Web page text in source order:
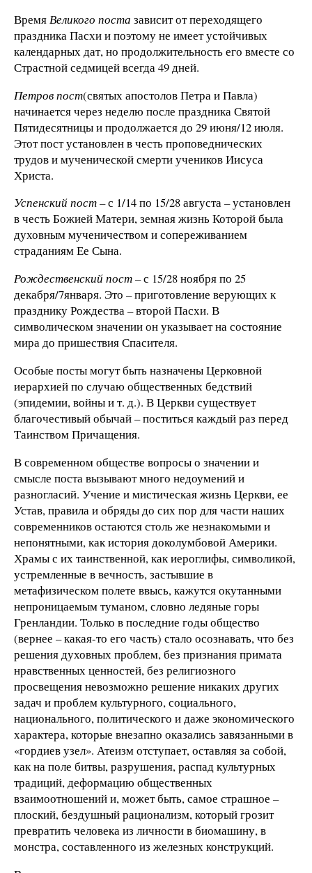
ВремяВеликого поста зависит от переходящего
праздника Пасхи и поэтому не имеет устойчивых
календарных дат, но продолжительность его вместе со
Страстной седмицей всегда 49 дней.
Петров пост(святых апостолов Петра и Павла)
начинается через неделю после праздника Святой
Пятидесятницы и продолжается до 29 июня/12 июля.
Этот пост установлен в честь проповеднических
трудов и мученической смерти учеников Иисуса
Христа.
Успенский пост– с 1/14 по 15/28 августа – установлен
в честь Божией Матери, земная жизнь Которой была
духовным мученичеством и сопереживанием
страданиям Ее Сына.
Рождественский пост– с 15/28 ноября по 25
декабря/7января. Это – приготовление верующих к
празднику Рождества – второй Пасхи. В
символическом значении он указывает на состояние
мира до пришествия Спасителя.
Особые посты могут быть назначены Церковной
иерархией по случаю общественных бедствий
(эпидемии, войны и т. д.). В Церкви существует
благочестивый обычай – поститься каждый раз перед
Таинством Причащения.
В современном обществе вопросы о значении и
смысле поста вызывают много недоумений и
разногласий. Учение и мистическая жизнь Церкви, ее
Устав, правила и обряды до сих пор для части наших
современников остаются столь же незнакомыми и
непонятными, как история доколумбовой Америки.
Храмы с их таинственной, как иероглифы, символикой,
устремленные в вечность, застывшие в
метафизическом полете ввысь, кажутся окутанными
непроницаемым туманом, словно ледяные горы
Гренландии. Только в последние годы общество
(вернее – какая-то его часть) стало осознавать, что без
решения духовных проблем, без признания примата
нравственных ценностей, без религиозного
просвещения невозможно решение никаких других
задач и проблем культурного, социального,
национального, политического и даже экономического
характера, которые внезапно оказались завязанными в
«гордиев узел». Атеизм отступает, оставляя за собой,
как на поле битвы, разрушения, распад культурных
традиций, деформацию общественных
взаимоотношений и, может быть, самое страшное –
плоский, бездушный рационализм, который грозит
превратить человека из личности в биомашину, в
монстра, составленного из железных конструкций.